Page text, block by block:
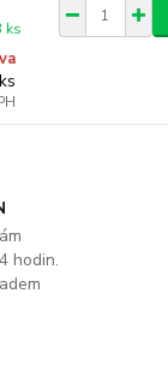
ks
ks
hodin.